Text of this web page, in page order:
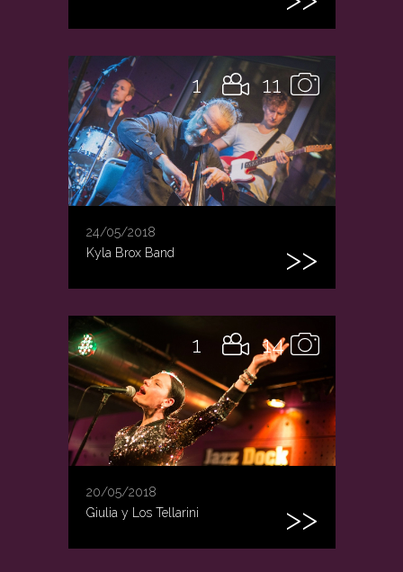
11
1
24/05/2018
Kyla Brox Band
14
1
20/05/2018
Giulia y Los Tellarini